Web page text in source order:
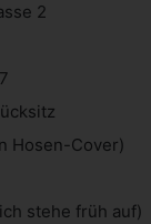
2
Hosen-Cover)
stehe früh auf)